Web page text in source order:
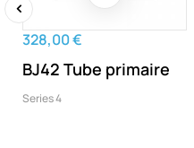
328,00 €
BJ42 Tube primaire
Series 4